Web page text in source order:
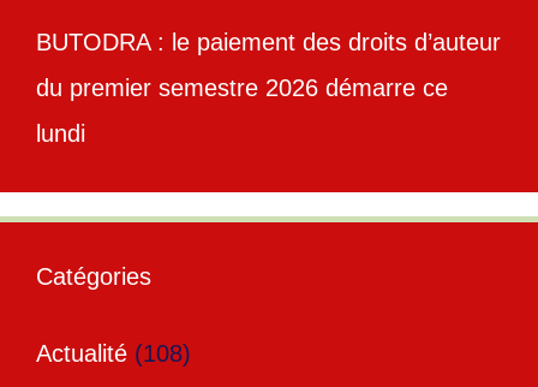
BUTODRA : le paiement des droits d’auteur
du premier semestre 2026 démarre ce
lundi
Catégories
Actualité (108)